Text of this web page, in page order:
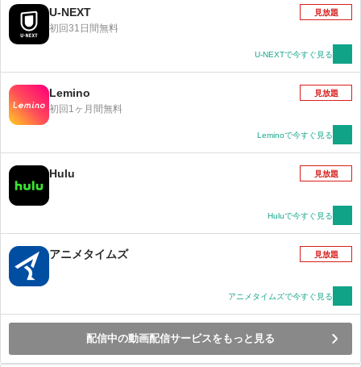
か！？監督脚本は｢ヤイヤイ森のコミー｣の松本慶祐。
プロデュースは｢かよえ！チュー学｣などの会話劇アニ
U-NEXT
初回31日間無料
見放題
U-NEXTで今すぐ見る
Lemino
初回1ヶ月間無料
見放題
Leminoで今すぐ見る
Hulu 見放題
Huluで今すぐ見る
アニメタイムズ 見放題
アニメタイムズで今すぐ見る
配信中の動画配信サービスをもっと見る